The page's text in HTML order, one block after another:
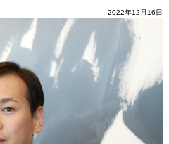
2022年12月16日